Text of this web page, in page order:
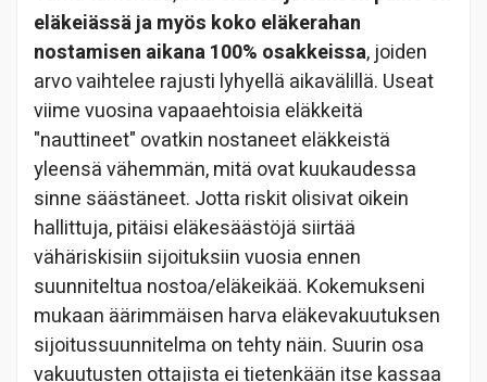
eläkeiässä ja myös koko eläkerahan
nostamisen aikana 100% osakkeissa, joiden
arvo vaihtelee rajusti lyhyellä aikavälillä. Useat
viime vuosina vapaaehtoisia eläkkeitä
"nauttineet" ovatkin nostaneet eläkkeistä
yleensä vähemmän, mitä ovat kuukaudessa
sinne säästäneet. Jotta riskit olisivat oikein
hallittuja, pitäisi eläkesäästöjä siirtää
vähäriskisiin sijoituksiin vuosia ennen
suunniteltua nostoa/eläkeikää. Kokemukseni
mukaan äärimmäisen harva eläkevakuutuksen
sijoitussuunnitelma on tehty näin. Suurin osa
vakuutusten ottajista ei tietenkään itse kassaa